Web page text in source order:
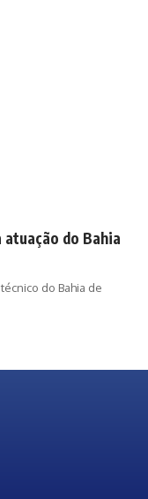
do Bahia
do Bahia de